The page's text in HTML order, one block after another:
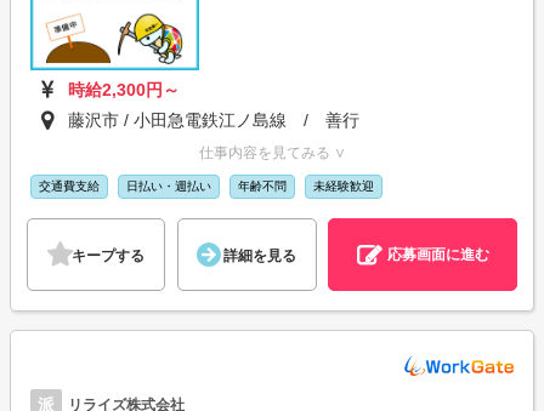
時給2,300円～
藤沢市 / 小田急電鉄江ノ島線 / 善行
仕事内容を見てみる ∨
交通費支給 日払い・週払い 年齢不問 未経験歓迎
キープする 詳細を見る 応募画面に進む
派 リライズ株式会社